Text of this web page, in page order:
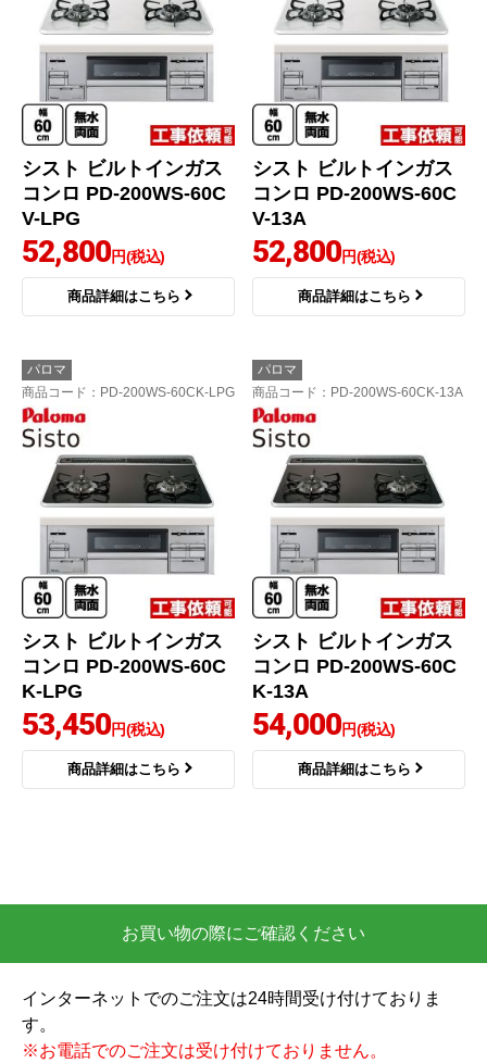
シスト ビルトインガス
コンロ PD-200WS-60C
V-LPG
52,800円(税込)
商品詳細はこちら
シスト ビルトインガス
コンロ PD-200WS-60C
V-13A
52,800円(税込)
商品詳細はこちら
パロマ
商品コード ：PD-200WS-60CK-LPG
シスト ビルトインガス
コンロ PD-200WS-60C
K-LPG
53,450円(税込)
商品詳細はこちら
パロマ
商品コード ：PD-200WS-60CK-13A
シスト ビルトインガス
コンロ PD-200WS-60C
K-13A
54,000円(税込)
商品詳細はこちら
お買い物の際にご確認ください
インターネットでのご注文は24時間受け付けておりま
す。
※お電話でのご注文は受け付けておりません。